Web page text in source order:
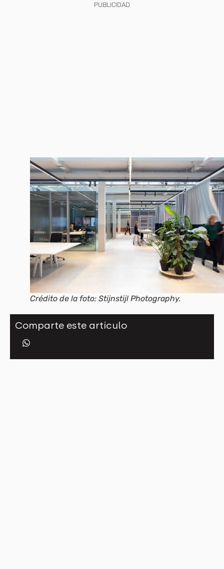
PUBLICIDAD
Crédito de la foto: Stijnstijl Photography.
Comparte este artículo